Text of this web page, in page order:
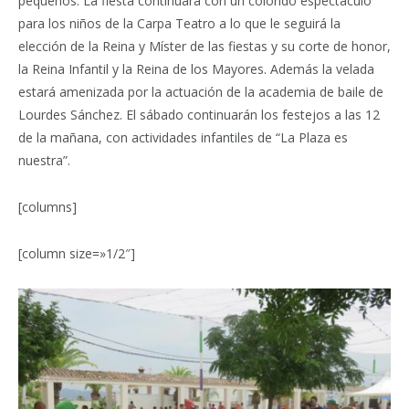
para los niños de la Carpa Teatro a lo que le seguirá la
elección de la Reina y Míster de las fiestas y su corte de honor,
la Reina Infantil y la Reina de los Mayores. Además la velada
estará amenizada por la actuación de la academia de baile de
Lourdes Sánchez. El sábado continuarán los festejos a las 12
de la mañana, con actividades infantiles de “La Plaza es
nuestra”.
[columns]
[column size=»1/2″]